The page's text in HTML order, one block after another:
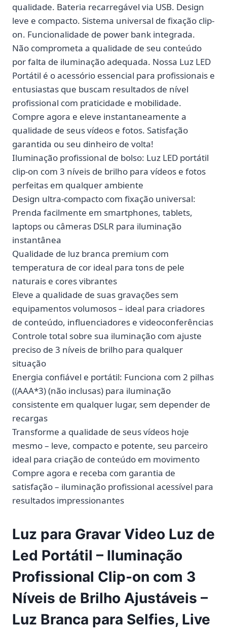
qualidade. Bateria recarregável via USB. Design
leve e compacto. Sistema universal de fixação clip-
on. Funcionalidade de power bank integrada.
Não comprometa a qualidade de seu conteúdo
por falta de iluminação adequada. Nossa Luz LED
Portátil é o acessório essencial para profissionais e
entusiastas que buscam resultados de nível
profissional com praticidade e mobilidade.
Compre agora e eleve instantaneamente a
qualidade de seus vídeos e fotos. Satisfação
garantida ou seu dinheiro de volta!
Iluminação profissional de bolso: Luz LED portátil
clip-on com 3 níveis de brilho para vídeos e fotos
perfeitas em qualquer ambiente
Design ultra-compacto com fixação universal:
Prenda facilmente em smartphones, tablets,
laptops ou câmeras DSLR para iluminação
instantânea
Qualidade de luz branca premium com
temperatura de cor ideal para tons de pele
naturais e cores vibrantes
Eleve a qualidade de suas gravações sem
equipamentos volumosos – ideal para criadores
de conteúdo, influenciadores e videoconferências
Controle total sobre sua iluminação com ajuste
preciso de 3 níveis de brilho para qualquer
situação
Energia confiável e portátil: Funciona com 2 pilhas
((AAA*3) (não inclusas) para iluminação
consistente em qualquer lugar, sem depender de
recargas
Transforme a qualidade de seus vídeos hoje
mesmo – leve, compacto e potente, seu parceiro
ideal para criação de conteúdo em movimento
Compre agora e receba com garantia de
satisfação – iluminação profissional acessível para
resultados impressionantes
Luz para Gravar Video Luz de
Led Portátil – Iluminação
Profissional Clip-on com 3
Níveis de Brilho Ajustáveis –
Luz Branca para Selfies, Live